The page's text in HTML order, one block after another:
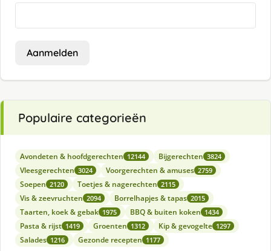
Aanmelden
Populaire categorieën
Avondeten & hoofdgerechten 12144 Bijgerechten 3824
Vleesgerechten 3024 Voorgerechten & amuses 2759
Soepen 2120 Toetjes & nagerechten 2115
Vis & zeevruchten 2094 Borrelhapjes & tapas 2015
Taarten, koek & gebak 1975 BBQ & buiten koken 1434
Pasta & rijst 1419 Groenten 1312 Kip & gevogelte 1297
Salades 1216 Gezonde recepten 1177